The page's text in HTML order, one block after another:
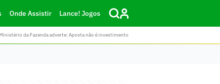
Onde Assistir Lance! Jogos
da Fazenda adverte: Aposta não é investimento